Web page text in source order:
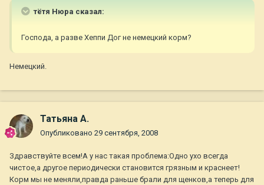
тётя Нюра сказал:
Господа, а разве Хеппи Дог не немецкий корм?
Немецкий.
Татьяна А.
Опубликовано 29 сентября, 2008
Здравствуйте всем!А у нас такая проблема:Одно ухо всегда
чистое,а другое периодически становится грязным и краснеет!
Корм мы не меняли,правда раньше брали для щенков,а теперь для